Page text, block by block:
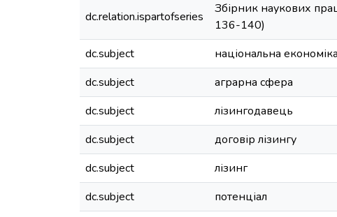
dc.relation.ispartofseries
Збірник наукових
136-140)
dc.subject
національна економіка
dc.subject
аграрна сфера
dc.subject
лізингодавець
dc.subject
договір лізингу
dc.subject
лізинг
dc.subject
потенціал